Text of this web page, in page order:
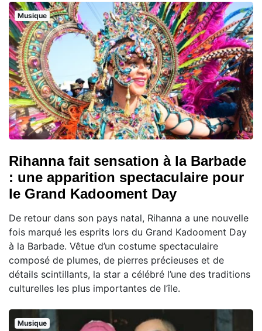
Musique
Rihanna fait sensation à la Barbade
: une apparition spectaculaire pour
le Grand Kadooment Day
De retour dans son pays natal, Rihanna a une nouvelle
fois marqué les esprits lors du Grand Kadooment Day
à la Barbade. Vêtue d’un costume spectaculaire
composé de plumes, de pierres précieuses et de
détails scintillants, la star a célébré l’une des traditions
culturelles les plus importantes de l’île.
Musique